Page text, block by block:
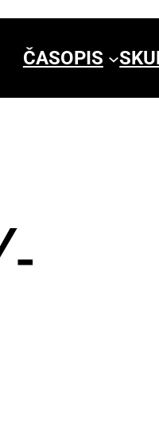
ČASOPIS